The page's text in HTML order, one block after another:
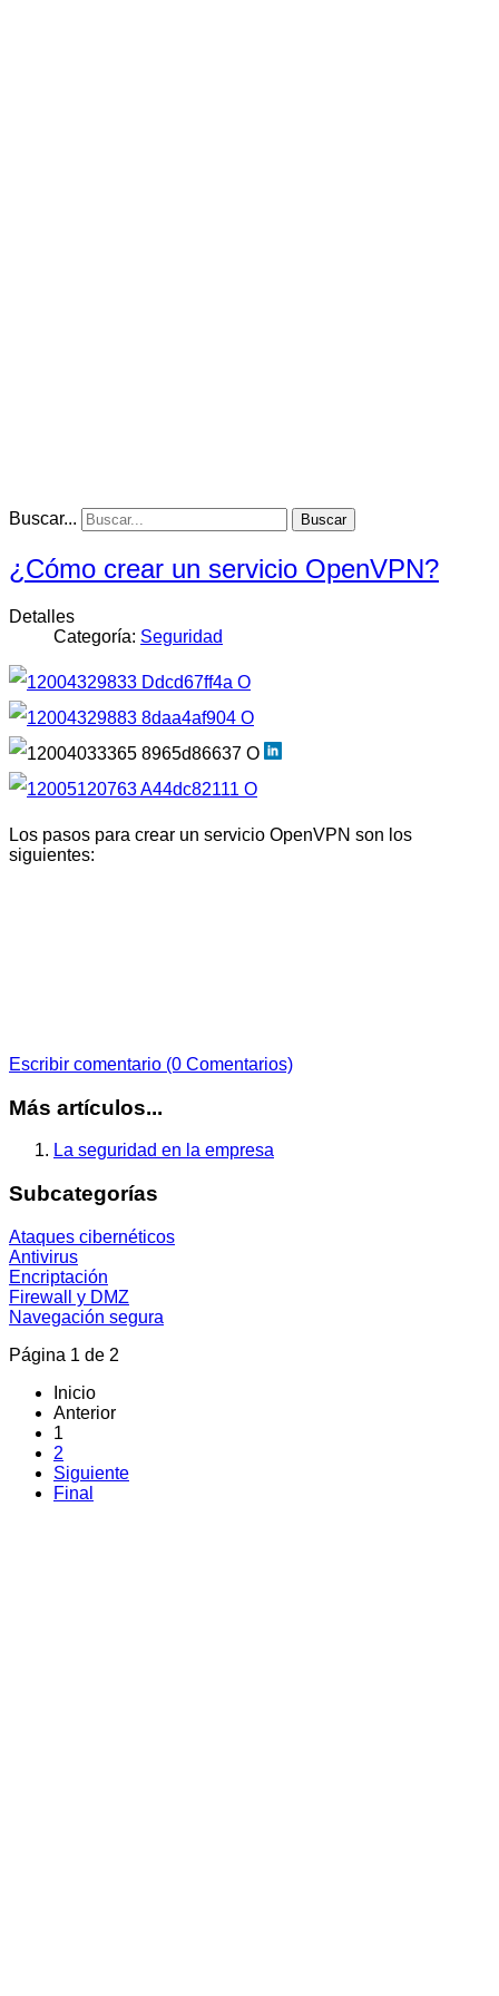
Buscar... Buscar
¿Cómo crear un servicio OpenVPN?
Detalles
Categoría: Seguridad
Los pasos para crear un servicio OpenVPN son los
siguientes:
Escribir comentario (0 Comentarios)
Más artículos...
La seguridad en la empresa
Subcategorías
Ataques cibernéticos
Antivirus
Encriptación
Firewall y DMZ
Navegación segura
Página 1 de 2
Inicio
Anterior
1
2
Siguiente
Final